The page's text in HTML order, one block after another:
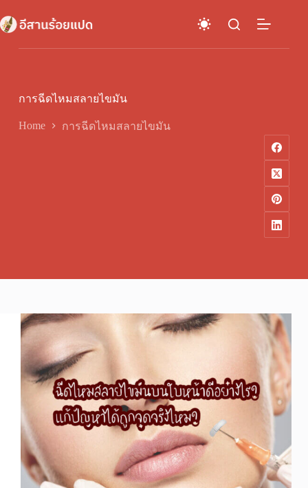
to
content
การฉีดไหมสลายไขมัน
Home การฉีดไหมสลายไขมัน